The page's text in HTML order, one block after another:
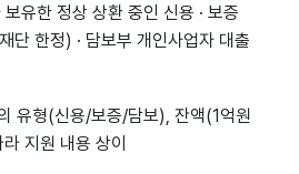
유한 정상 상환 중인 신용 · 보증
단 한정) · 담보부 개인사업자 대출
유형(신용/보증/담보), 잔액(1억원
지원 내용 상이